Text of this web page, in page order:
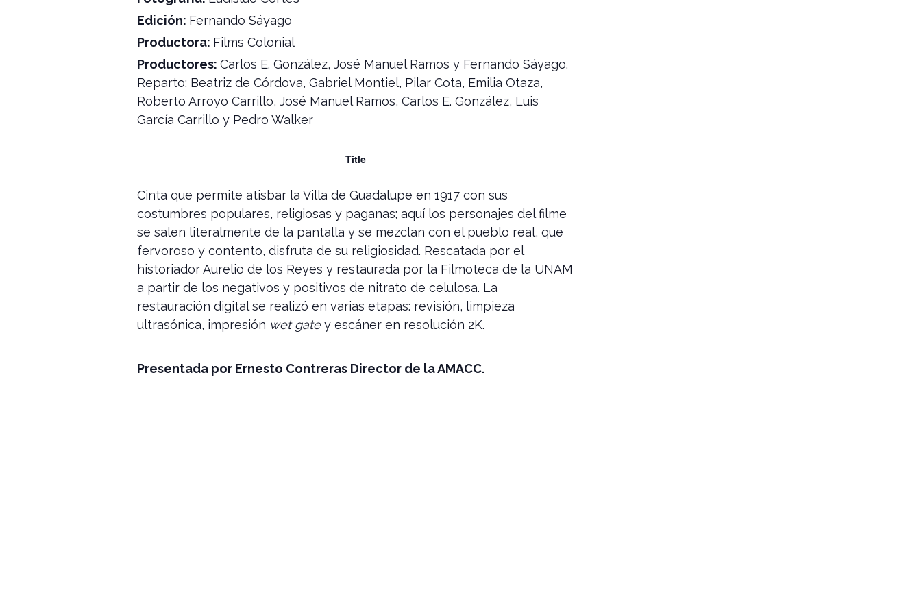
Edición: Fernando Sáyago
Productora: Films Colonial
Productores: Carlos E. González, José Manuel Ramos y Fernando Sáyago.
Reparto: Beatriz de Córdova, Gabriel Montiel, Pilar Cota, Emilia Otaza,
Roberto Arroyo Carrillo, José Manuel Ramos, Carlos E. González, Luis
García Carrillo y Pedro Walker
Title
Cinta que permite atisbar la Villa de Guadalupe en 1917 con sus
costumbres populares, religiosas y paganas; aquí los personajes del filme
se salen literalmente de la pantalla y se mezclan con el pueblo real, que
fervoroso y contento, disfruta de su religiosidad. Rescatada por el
historiador Aurelio de los Reyes y restaurada por la Filmoteca de la UNAM
a partir de los negativos y positivos de nitrato de celulosa. La
restauración digital se realizó en varias etapas: revisión, limpieza
ultrasónica, impresión wet gatey escáner en resolución 2K.
Presentada por Ernesto Contreras Director de la AMACC.